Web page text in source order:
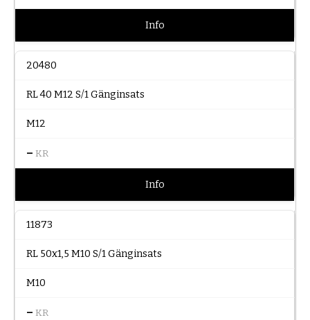
Info
20480
RL 40 M12 S/1 Gänginsats
M12
– KR
Info
11873
RL 50x1,5 M10 S/1 Gänginsats
M10
– KR